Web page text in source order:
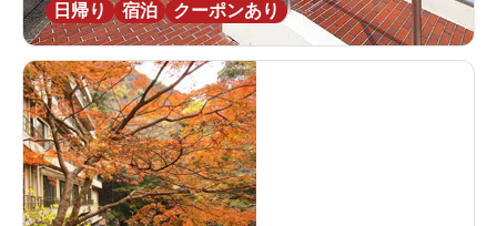
日帰り
宿泊 クーポンあり